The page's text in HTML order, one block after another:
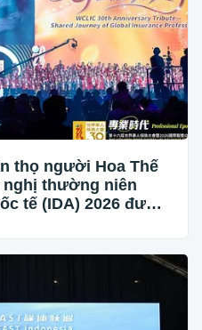
thọ người Hoa Thế
thường niên
tế (IDA) 2026 được